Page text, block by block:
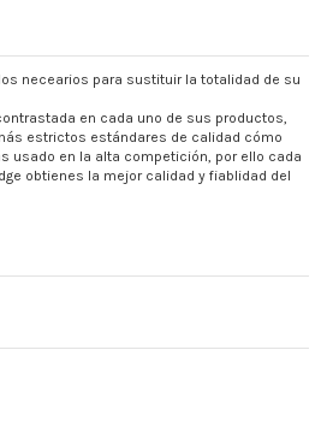
necearios para sustituir la totalidad de su
en cada uno de sus productos,
estrictos estándares de calidad cómo
usado en la alta competición, por ello cada
obtienes la mejor calidad y fiablidad del